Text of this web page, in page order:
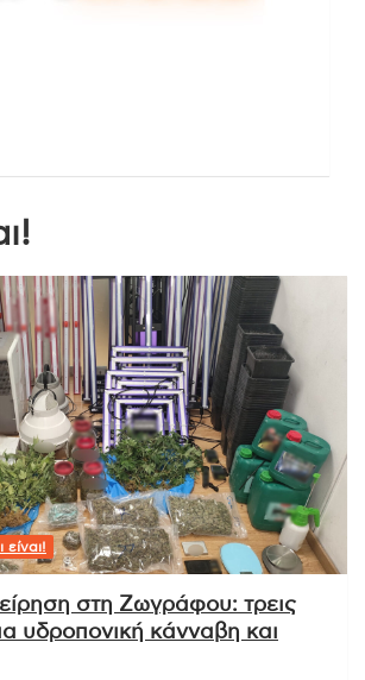
είναι!
στη Ζωγράφου: τρεις
υδροπονική κάνναβη και